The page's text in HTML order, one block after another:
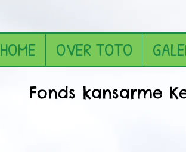
HOME OVER TOTO
Fonds